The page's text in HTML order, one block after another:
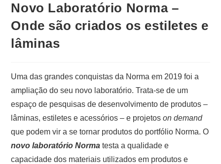
Novo Laboratório Norma –
Onde são criados os estiletes e
lâminas
Uma das grandes conquistas da Norma em 2019 foi a
ampliação do seu novo laboratório. Trata-se de um
espaço de pesquisas de desenvolvimento de produtos –
lâminas, estiletes e acessórios – e projetoson demand
que podem vir a se tornar produtos do portfólio Norma. O
novo laboratório Norma testa a qualidade e
capacidade dos materiais utilizados em produtos e